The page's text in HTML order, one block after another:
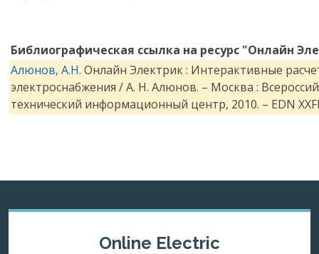
Библиографическая ссылка на ресурс "Онлайн
Алюнов, А.Н. Онлайн Электрик : Интерактивные
электроснабжения / А. Н. Алюнов. – Москва :
технический информационный центр, 2010. – EDN
Online Electric